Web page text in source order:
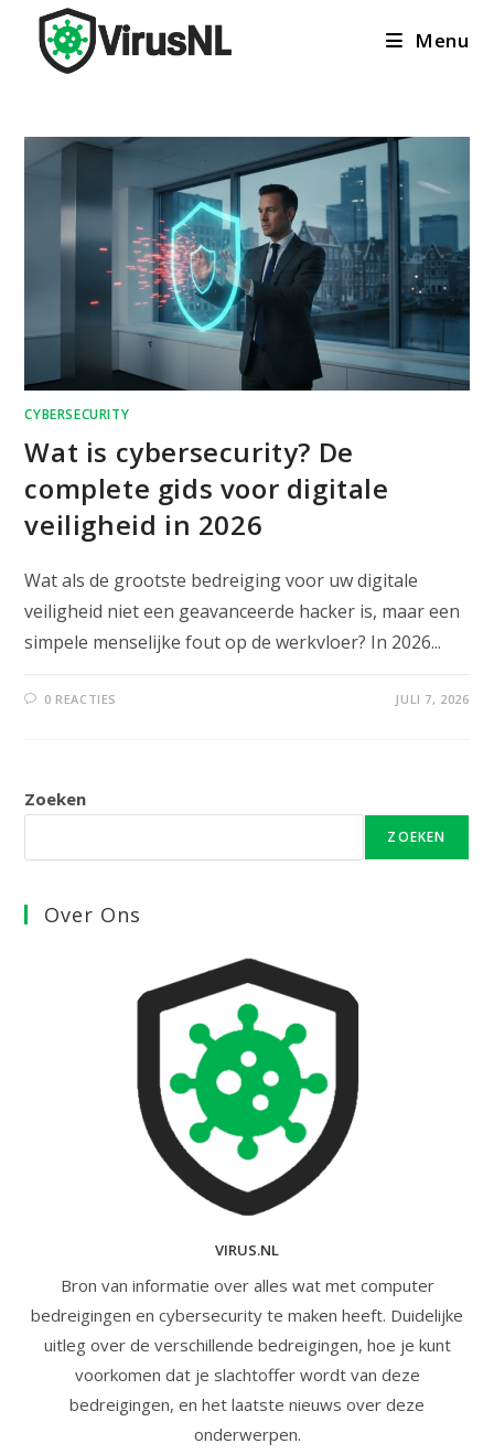
inhoud
Menu
CYBERSECURITY
Wat is cybersecurity? De
complete gids voor digitale
veiligheid in 2026
Wat als de grootste bedreiging voor uw digitale
veiligheid niet een geavanceerde hacker is, maar een
simpele menselijke fout op de werkvloer? In 2026...
0 REACTIES JULI 7, 2026
Zoeken
ZOEKEN
Over Ons
VIRUS.NL
Bron van informatie over alles wat met computer
bedreigingen en cybersecurity te maken heeft. Duidelijke
uitleg over de verschillende bedreigingen, hoe je kunt
voorkomen dat je slachtoffer wordt van deze
bedreigingen, en het laatste nieuws over deze
onderwerpen.